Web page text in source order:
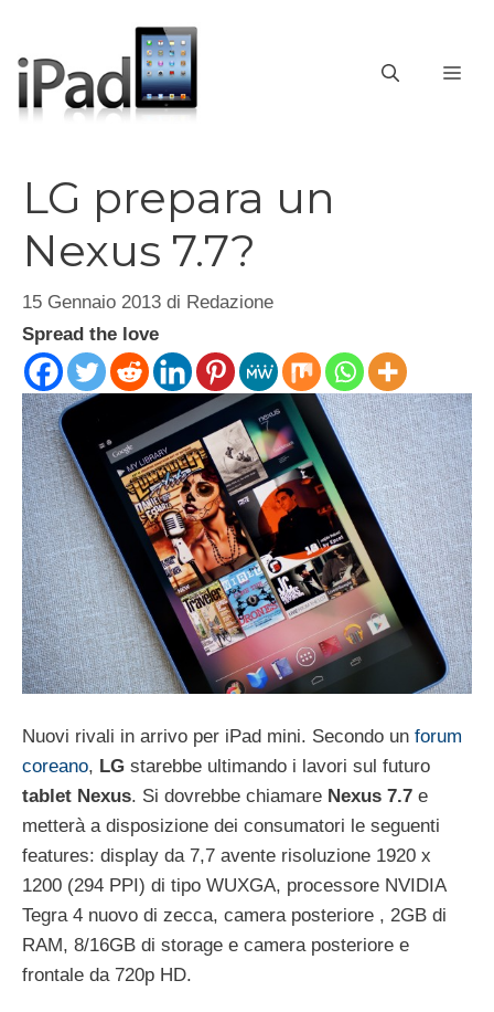
contenuto
LG prepara un
Nexus 7.7?
15 Gennaio 2013 di Redazione
Spread the love
Nuovi rivali in arrivo per iPad mini. Secondo un forum
coreano, LG starebbe ultimando i lavori sul futuro
tablet Nexus. Si dovrebbe chiamare Nexus 7.7 e
metterà a disposizione dei consumatori le seguenti
features: display da 7,7 avente risoluzione 1920 x
1200 (294 PPI) di tipo WUXGA, processore NVIDIA
Tegra 4 nuovo di zecca, camera posteriore , 2GB di
RAM, 8/16GB di storage e camera posteriore e
frontale da 720p HD.